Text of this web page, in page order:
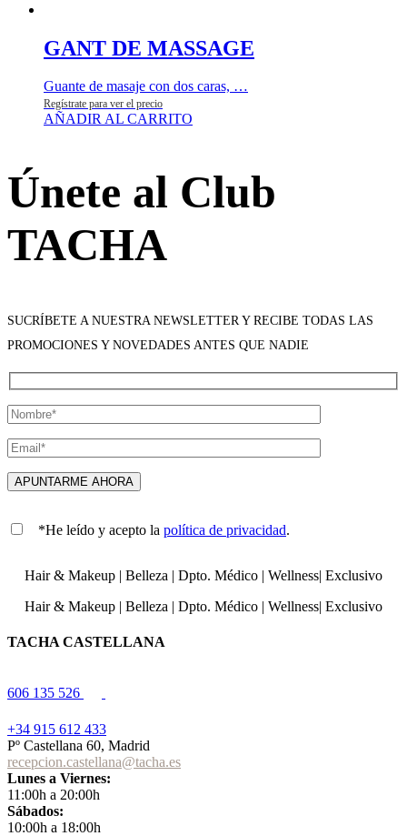
GANT DE MASSAGE
Guante de masaje con dos caras, …
Regístrate para ver el precio
AÑADIR AL CARRITO
Únete al Club
TACHA
SUCRÍBETE A NUESTRA NEWSLETTER Y RECIBE TODAS LAS
PROMOCIONES Y NOVEDADES ANTES QUE NADIE
*He leído y acepto la política de privacidad.
Hair & Makeup | Belleza | Dpto. Médico | Wellness| Exclusivo
Hair & Makeup | Belleza | Dpto. Médico | Wellness| Exclusivo
TACHA CASTELLANA
606 135 526
+34 915 612 433
Pº Castellana 60, Madrid
recepcion.castellana@tacha.es
Lunes a Viernes:
11:00h a 20:00h
Sábados:
10:00h a 18:00h